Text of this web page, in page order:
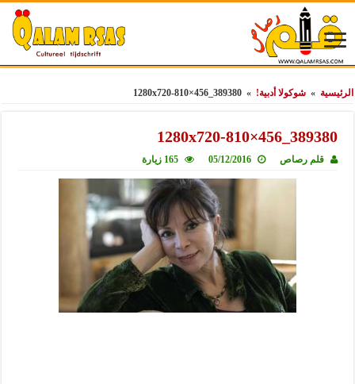
الرئيسية » شوكولا أدبية! »
389380_1280x720-810×456
389380_1280x720-810×456
قلم رصاص 05/12/2016 165 زيارة